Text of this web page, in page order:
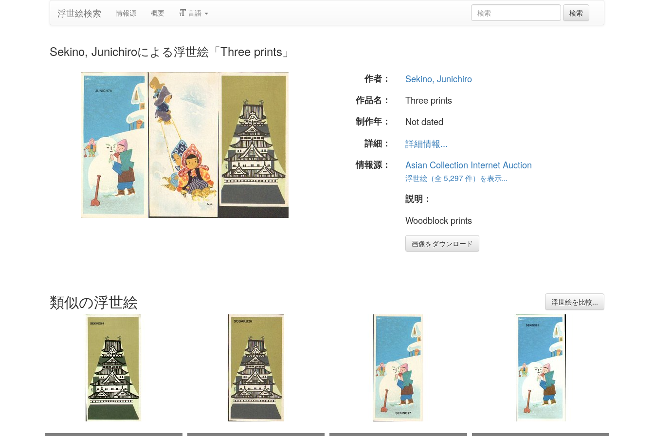
浮世絵検索 情報源 概要 言語
Sekino, Junichiroによる浮世絵「Three prints」
作者：
Sekino, Junichiro
作品名：
Three prints
制作年：
Not dated
詳細：
詳細情報...
情報源：
Asian Collection Internet Auction
浮世絵（全 5,297 件）を表示...
説明：
Woodblock prints
画像をダウンロード
類似の浮世絵 浮世絵を比較...